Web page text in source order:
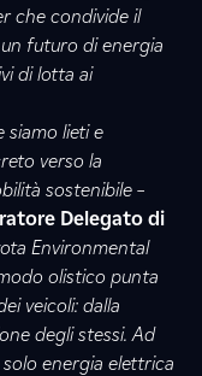
che condivide il
futuro di energia
di lotta ai
siamo lieti e
verso la
sostenibile –
Delegato di
Environmental
olistico punta
veicoli: dalla
degli stessi. Ad
energia elettrica